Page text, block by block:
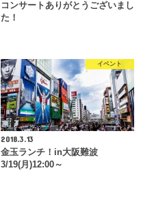
コンサートありがとうございまし
た！
イベント
2018.3.13
金玉ランチ！in大阪難波
3/19(月)12:00～